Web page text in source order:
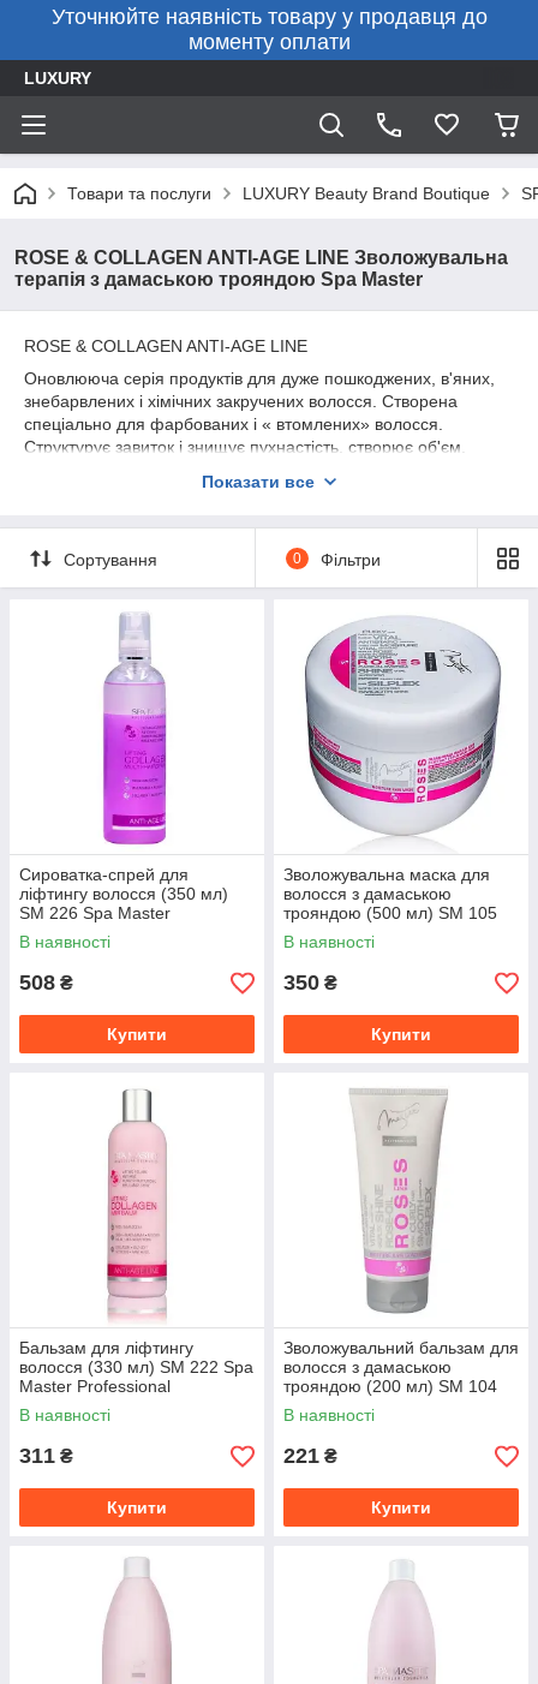
Уточнюйте наявність товару у продавця до
моменту оплати
LUXURY
Товари та послуги LUXURY Beauty Brand Boutique
ROSE & COLLAGEN ANTI-AGE LINE Зволожувальна
терапія з дамаською трояндою Spa Master
ROSE & COLLAGEN ANTI-AGE LINE
Оновлююча серія продуктів для дуже пошкоджених, в'яних,
знебарвлених і хімічних закручених волосся. Створена
спеціально для фарбованих і « втомлених» волосся.
Структурує завиток і знищує пухнастість, створює об'єм,
множини коллаген, дамаська троянда, масло ши, макадамії,
Показати все
Сортування 0 Фільтри
Сироватка-спрей для
ліфтингу волосся (350 мл)
SM 226 Spa Master
Professional
В наявності
508 ₴
Купити
Зволожувальна маска для
волосся з дамаською
трояндою (500 мл) SM 105
Spa Master Professional
В наявності
350 ₴
Купити
Бальзам для ліфтингу
волосся (330 мл) SM 222 Spa
Master Professional
В наявності
311 ₴
Купити
Зволожувальний бальзам для
волосся з дамаською
трояндою (200 мл) SM 104
Spa Master Professional
В наявності
221 ₴
Купити